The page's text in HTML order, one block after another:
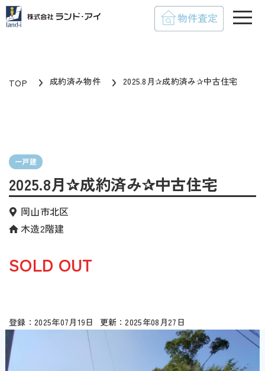
TOP 成約済み物件 2025.8月✰成約済み✰中古住宅
一戸建
2025.8月✰成約済み✰中古住宅
岡山市北区
木造2階建
SOLD OUT
2025年07月19日 2025年08月27日